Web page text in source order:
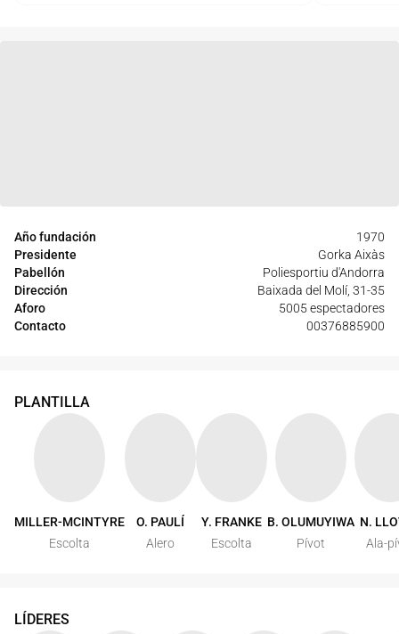
Año fundación
1970
Presidente
Gorka Aixàs
Pabellón
Poliesportiu d'Andorra
Dirección
Baixada del Molí, 31-35
Aforo
5005 espectadores
Contacto
00376885900
PLANTILLA
MILLER-MCINTYRE
Escolta
O. PAULÍ
Alero
Y. FRANKE
Escolta
B. OLUMUYIWA
Pívot
N.
Ala-
LÍDERES